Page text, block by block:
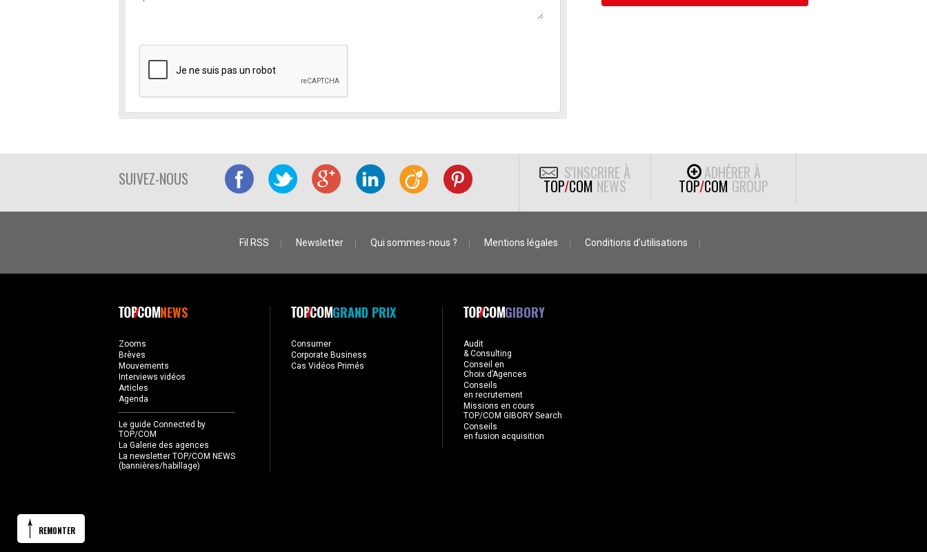
SUIVEZ-NOUS S'INSCRIRE À
TOP/COM NEWS
ADHÉRER À
TOP/COM GROUP
Fil RSS Newsletter Qui sommes-nous ? Mentions légales Conditions d’utilisations
NEWS
Zooms
Brèves
Mouvements
Interviews vidéos
Articles
Agenda
Le guide Connected by
TOP/COM
La Galerie des agences
La newsletter TOP/COM NEWS
(bannières/habillage)
GRAND PRIX
Consumer
Corporate Business
Cas Vidéos Primés
GIBORY
Audit
& Consulting
Conseil en
Choix d’Agences
Conseils
en recrutement
Missions en cours
TOP/COM GIBORY Search
Conseils
en fusion acquisition
REMONTER